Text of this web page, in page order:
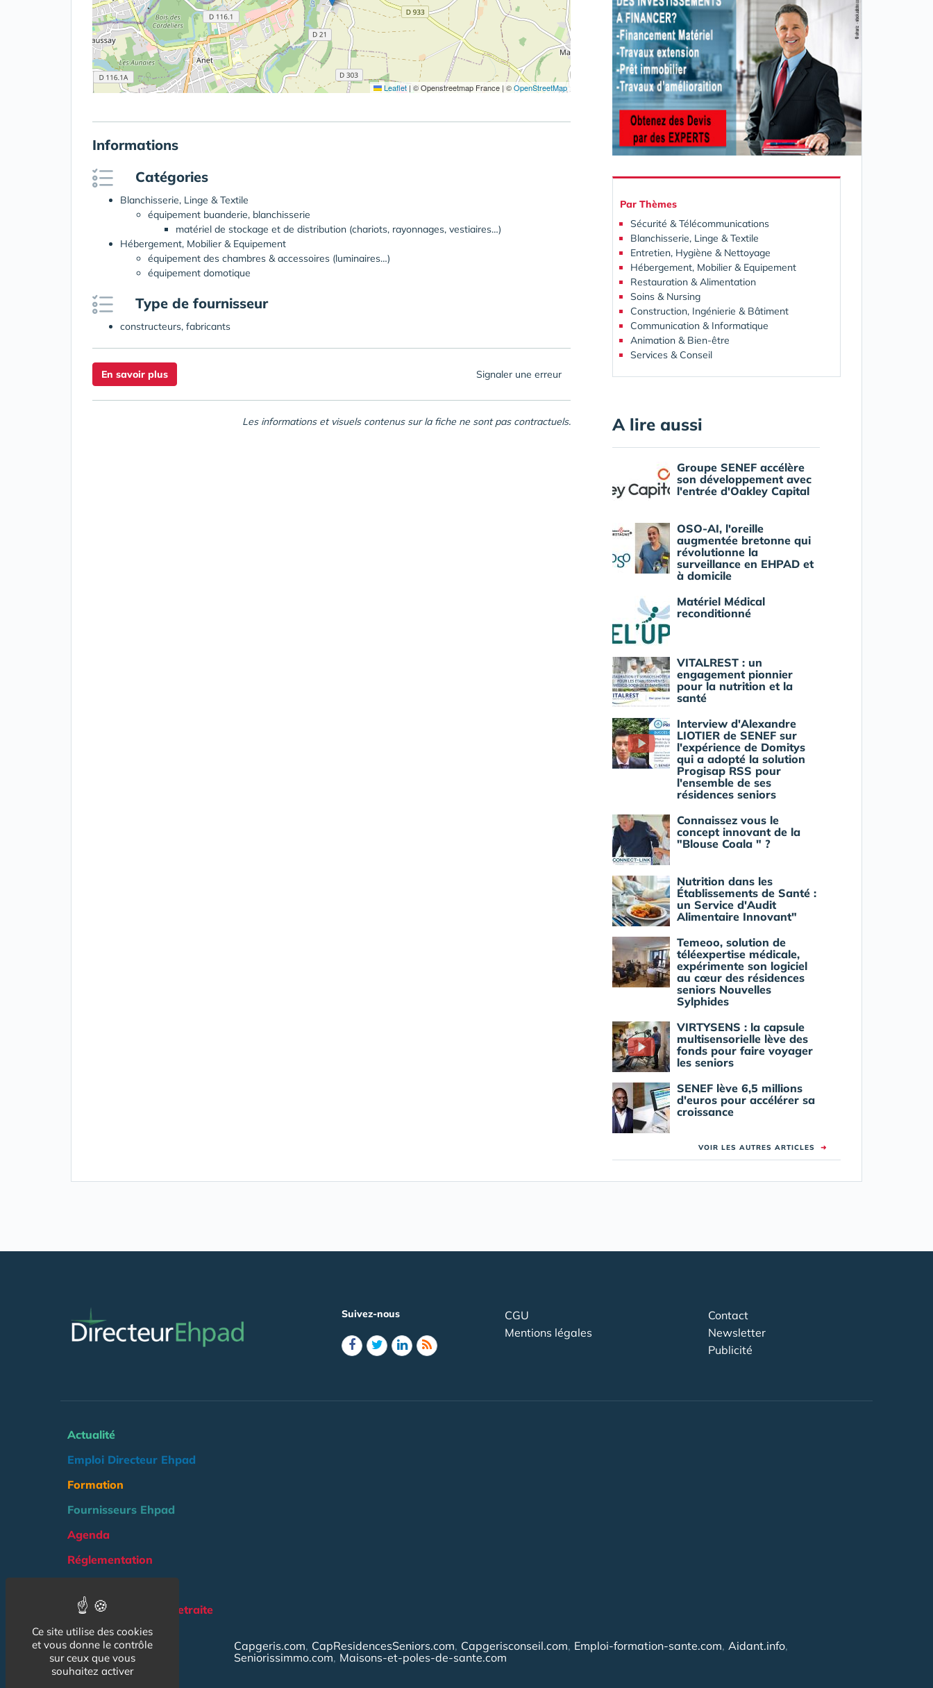
Leaflet | © Openstreetmap France | ©OpenStreetMap
Informations
Catégories
Blanchisserie, Linge & Textile
équipement buanderie, blanchisserie
matériel de stockage et de distribution (chariots, rayonnages, vestiaires…)
Hébergement, Mobilier & Equipement
équipement des chambres & accessoires (luminaires…)
équipement domotique
Type de fournisseur
constructeurs, fabricants
Signaler une erreur
En savoir plus
Les informations et visuels contenus sur la fiche ne sont pas contractuels.
Par Thèmes
Sécurité & Télécommunications
Blanchisserie, Linge & Textile
Entretien, Hygiène & Nettoyage
Hébergement, Mobilier & Equipement
Restauration & Alimentation
Soins & Nursing
Construction, Ingénierie & Bâtiment
Communication & Informatique
Animation & Bien-être
Services & Conseil
A lire aussi
Groupe SENEF accélère
son développement avec
l'entrée d'Oakley Capital
OSO-AI, l'oreille
augmentée bretonne qui
révolutionne la
surveillance en EHPAD et
à domicile
Matériel Médical
reconditionné
VITALREST : un
engagement pionnier
pour la nutrition et la
santé
Interview d'Alexandre
LIOTIER de SENEF sur
l'expérience de Domitys
qui a adopté la solution
Progisap RSS pour
l'ensemble de ses
résidences seniors
Connaissez vous le
concept innovant de la
"Blouse Coala " ?
Nutrition dans les
Établissements de Santé :
un Service d'Audit
Alimentaire Innovant"
Temeoo, solution de
téléexpertise médicale,
expérimente son logiciel
au cœur des résidences
seniors Nouvelles
Sylphides
VIRTYSENS : la capsule
multisensorielle lève des
fonds pour faire voyager
les seniors
SENEF lève 6,5 millions
d'euros pour accélérer sa
croissance
VOIR LES AUTRES ARTICLES ➜
Suivez-nous
CGU
Mentions légales
Contact
Newsletter
Publicité
Actualité
Emploi Directeur Ehpad
Formation
Fournisseurs Ehpad
Agenda
Réglementation
Groupe Maison de Retraite
NOS AUTRES SITES :
Capgeris.com CapResidencesSeniors.com Capgerisconseil.com Emploi-formation-sante.com Aidant.info
Seniorissimmo.com Maisons-et-poles-de-sante.com
Ce site utilise des cookies
et vous donne le contrôle
sur ceux que vous
souhaitez activer